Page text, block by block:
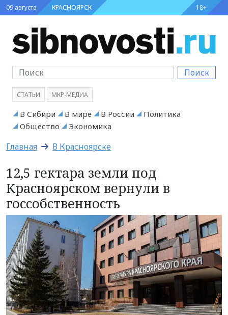
09 августа КРАСНОЯРСК 18+
Поиск
СТАТЬИ МКР-МЕДИА
В Сибири В мире В России
Политика
Общество
Экономика
Главная В Красноярске
12,5 гектара земли под
Красноярском вернули в
госсобственность